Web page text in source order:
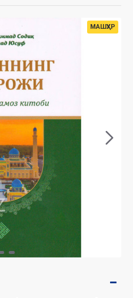
МАШҲУР